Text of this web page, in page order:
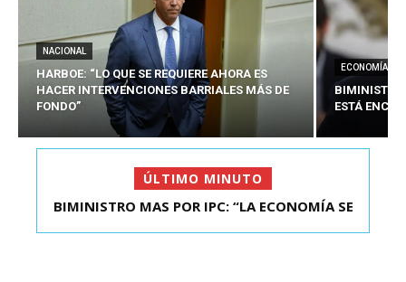
NACIONAL
HARBOE: “LO QUE SE REQUIERE AHORA ES
HACER INTERVENCIONES BARRIALES MÁS DE
FONDO”
ECONOMÍA
BIMINISTRO
ESTÁ
ÚLTIMO MINUTO
KAST SE REUNIÓ CON EL PRESIDENTE ELECTO DE
BIMINISTRO MAS POR IPC: “LA ECONOMÍA SE